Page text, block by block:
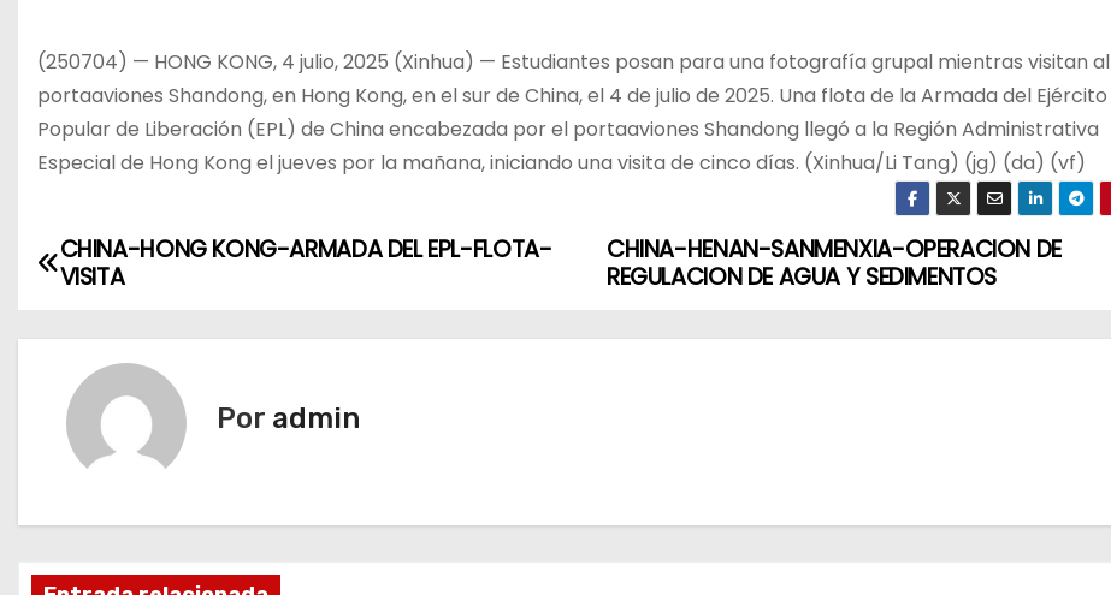
(250704) — HONG KONG, 4 julio, 2025 (Xinhua) — Estudiantes posan para una fotografía grupal mientras visitan al
portaaviones Shandong, en Hong Kong, en el sur de China, el 4 de julio de 2025. Una flota de la Armada del Ejército
Popular de Liberación (EPL) de China encabezada por el portaaviones Shandong llegó a la Región Administrativa
Especial de Hong Kong el jueves por la mañana, iniciando una visita de cinco días. (Xinhua/Li Tang) (jg) (da) (vf)
N
c
CHINA-HENAN-SANMENXIA-OPERACION DE
REGULACION DE AGUA Y SEDIMENTOS
CHINA-HONG KONG-ARMADA DEL EPL-FLOTA-
VISITA
Por admin